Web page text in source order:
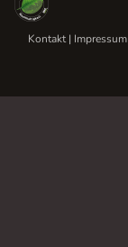
Kontakt| Impressum